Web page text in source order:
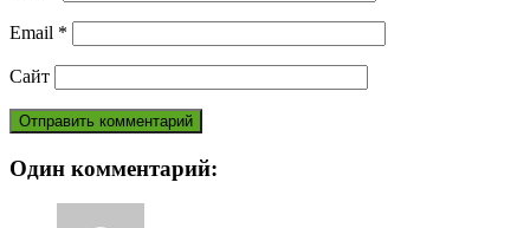
Email *
Сайт
Один комментарий: